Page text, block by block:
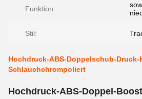
Funktion:
Stil:
Hochdruck-ABS-Doppelschub-
Schlauchchrompoliert
Hochdruck-ABS-Doppel-